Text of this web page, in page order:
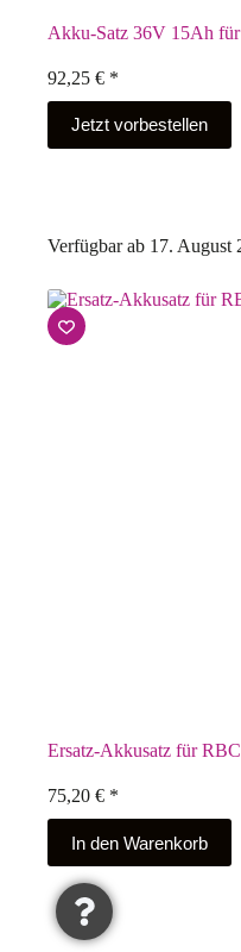
Akku-Satz 36V 15Ah
92,25 € *
Jetzt vorbestellen
Verfügbar ab 17. August
Ersatz-Akkusatz für
75,20 € *
In den Warenkorb